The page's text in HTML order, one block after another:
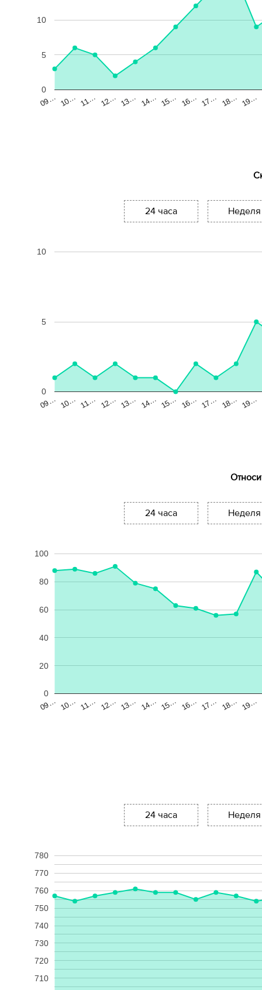
09… 10… 11… 12… 13… 14… 15… 16… 17… 18… 19…
0
5
10
24 часа Неделя
09… 10… 11… 12… 13… 14… 15… 16… 17… 18… 19…
0
5
10
24 часа Неделя
09… 10… 11… 12… 13… 14… 15… 16… 17… 18… 19…
0
20
40
60
80
100
24 часа Неделя
710
720
730
740
750
760
770
780